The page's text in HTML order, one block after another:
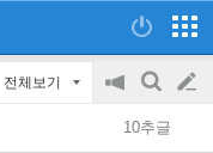
전체보기
공
지
검
색
글
10추글